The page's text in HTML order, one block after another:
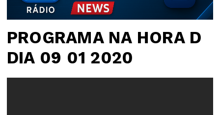
PROGRAMA NA HORA D
DIA 09 01 2020